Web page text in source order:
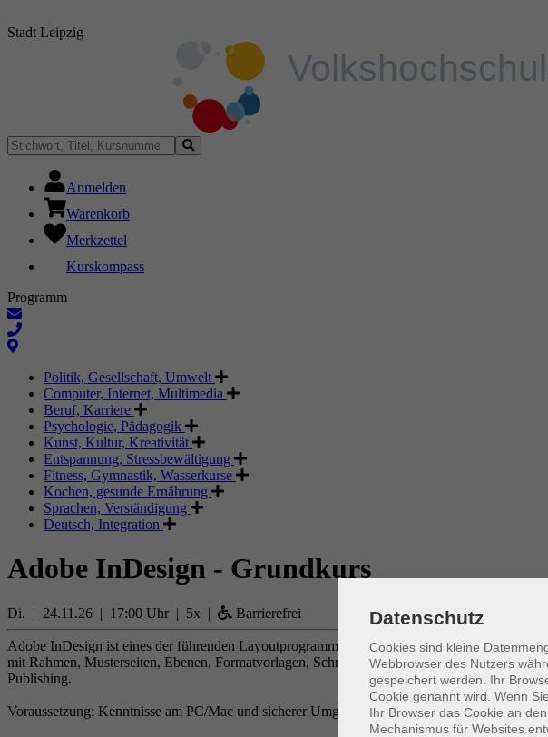
Stadt Leipzig
Anmelden
Warenkorb
Merkzettel
Kurskompass
Programm
Politik, Gesellschaft, Umwelt
Computer, Internet, Multimedia
Beruf, Karriere
Psychologie, Pädagogik
Kunst, Kultur, Kreativität
Entspannung, Stressbewältigung
Fitness, Gymnastik, Wasserkurse
Kochen, gesunde Ernährung
Sprachen, Verständigung
Deutsch, Integration
Adobe InDesign - Grundkurs
Di. | 24.11.26 | 17:00 Uhr | 5x | Barrierefrei
Adobe InDesign ist eines der führenden Layoutprogramme. In diesem Kurs lernen Sie die
mit Rahmen, Musterseiten, Ebenen, Formatvorlagen, Schrift und Texten sowie Bildern und
Publishing.
Voraussetzung: Kenntnisse am PC/Mac und sicherer Umgang mit dem Betriebssystem
Datenschutz
Cookies sind kleine
Webbrowser des Nutzers
gespeichert werden. Ihr
Cookie genannt wird. Wenn
Ihr Browser das Cookie an
Mechanismus für Websites